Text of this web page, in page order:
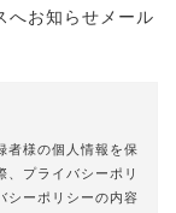
へお知らせメール
者様の個人情報を保
、プライバシーポリ
シーポリシーの内容